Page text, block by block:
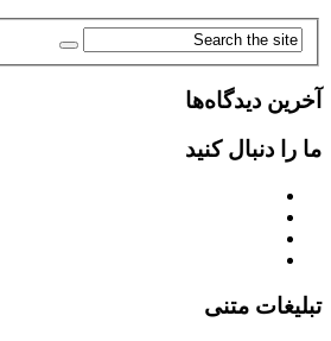
آخرین دیدگاه‌ها
ما را دنبال کنید
تبلیغات متنی